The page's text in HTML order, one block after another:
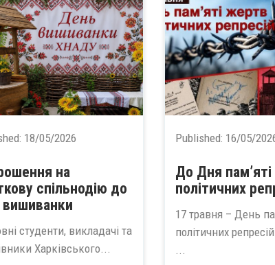
18/05/2026
на
спільнодію до
студенти, викладачі та
Харківського...
Published: 16/05/
До Дня
політичних
17 травня – День
політичних репресій
...